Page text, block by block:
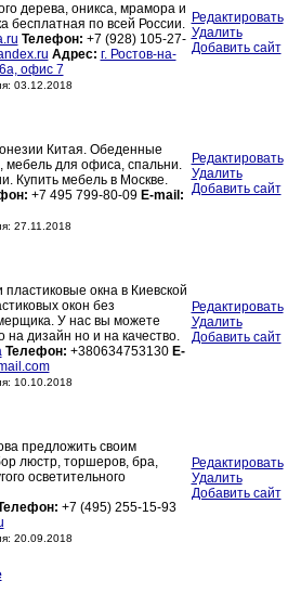
дерева, оникса, мрамора и
бесплатная по всей России.
Телефон: +7 (928) 105-27-
Адрес: г. Ростов-на-
офис 7
03.12.2018
Редактировать
Удалить
Добавить сайт
Китая. Обеденные
мебель для офиса, спальни.
Купить мебель в Москве.
+7 495 799-80-09 E-mail:
27.11.2018
Редактировать
Удалить
Добавить сайт
окна в Киевской
окон без
У нас вы можете
на дизайн но и на качество.
Телефон: +380634753130 E-
10.10.2018
Редактировать
Удалить
Добавить сайт
предложить своим
люстр, торшеров, бра,
осветительного
+7 (495) 255-15-93
20.09.2018
Редактировать
Удалить
Добавить сайт